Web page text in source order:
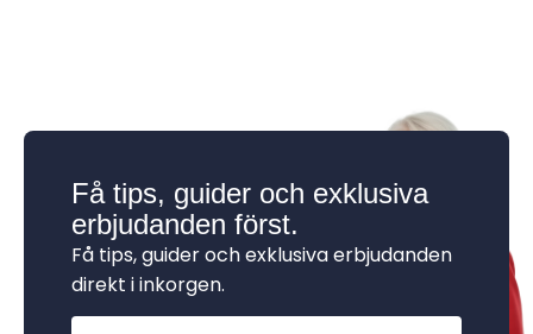
Få tips, guider och exklusiva
erbjudanden först.
Få tips, guider och exklusiva erbjudanden
direkt i inkorgen.